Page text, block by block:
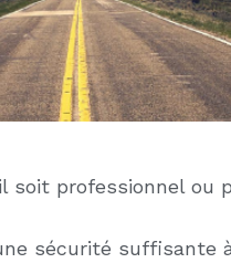
années, en
a pu la projeter
pu décider de cela
de travail